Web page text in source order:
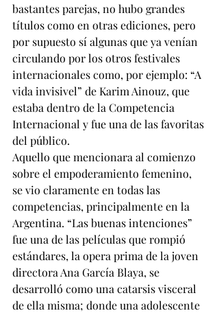
bastantes parejas, no hubo grandes
títulos como en otras ediciones, pero
por supuesto sí algunas que ya venían
circulando por los otros festivales
internacionales como, por ejemplo: “A
vida invisivel” de Karim Ainouz, que
estaba dentro de la Competencia
Internacional y fue una de las favoritas
del público.
Aquello que mencionara al comienzo
sobre el empoderamiento femenino,
se vio claramente en todas las
competencias, principalmente en la
Argentina. “Las buenas intenciones”
fue una de las películas que rompió
estándares, la opera prima de la joven
directora Ana García Blaya, se
desarrolló como una catarsis visceral
de ella misma; donde una adolescente